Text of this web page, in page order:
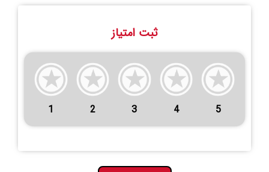
ثبت امتیاز
1 2 3 4 5